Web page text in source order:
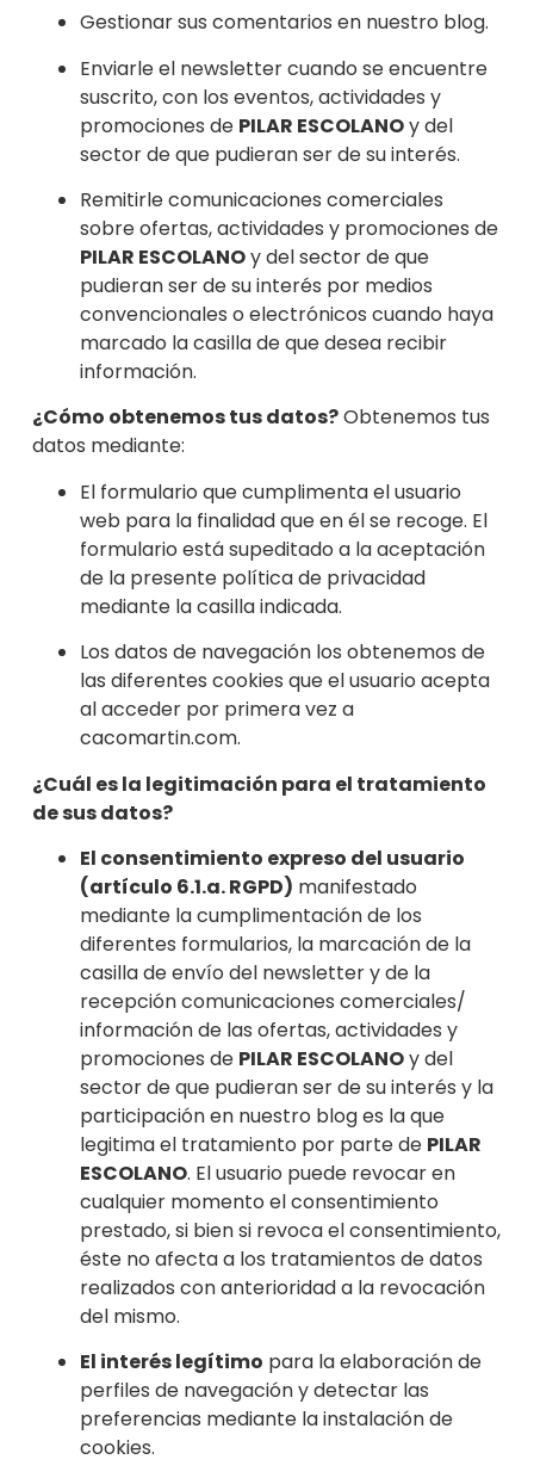
Gestionar sus comentarios en nuestro blog.
Enviarle el newsletter cuando se encuentre
suscrito, con los eventos, actividades y
promociones de PILAR ESCOLANOy del
sector de que pudieran ser de su interés.
Remitirle comunicaciones comerciales
sobre ofertas, actividades y promociones de
PILAR ESCOLANOy del sector de que
pudieran ser de su interés por medios
convencionales o electrónicos cuando haya
marcado la casilla de que desea recibir
información.
¿Cómo obtenemos tus datos?Obtenemos tus
datos mediante:
El formulario que cumplimenta el usuario
web para la finalidad que en él se recoge. El
formulario está supeditado a la aceptación
de la presente política de privacidad
mediante la casilla indicada.
Los datos de navegación los obtenemos de
las diferentes cookies que el usuario acepta
al acceder por primera vez a
cacomartin.com.
¿Cuál es la legitimación para el tratamiento
de sus datos?
El consentimiento expreso del usuario
(artículo 6.1.a. RGPD) manifestado
mediante la cumplimentación de los
diferentes formularios, la marcación de la
casilla de envío del newsletter y de la
recepción comunicaciones comerciales/
información de las ofertas, actividades y
promociones de PILAR ESCOLANOy del
sector de que pudieran ser de su interés y la
participación en nuestro blog es la que
legitima el tratamiento por parte de PILAR
ESCOLANO. El usuario puede revocar en
cualquier momento el consentimiento
prestado, si bien si revoca el consentimiento,
éste no afecta a los tratamientos de datos
realizados con anterioridad a la revocación
del mismo.
El interés legítimo para la elaboración de
perfiles de navegación y detectar las
preferencias mediante la instalación de
cookies.